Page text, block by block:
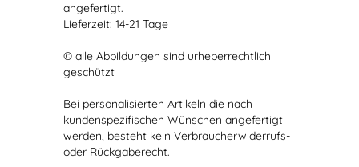
angefertigt.
Lieferzeit: 14-21 Tage
© alle Abbildungen sind urheberrechtlich
geschützt
Bei personalisierten Artikeln die nach
kundenspezifischen Wünschen angefertigt
werden, besteht kein Verbraucherwiderrufs-
oder Rückgaberecht.